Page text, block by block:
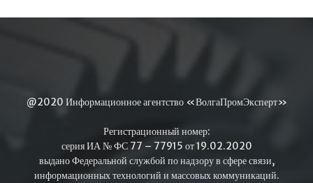
@2020 Информационное агентство «ВолгаПромЭксперт»
Регистрационный номер:
серия ИА № ФС 77 – 77915 от 19.02.2020
выдано Федеральной службой по надзору в сфере связи,
информационных технологий и массовых коммуникаций.